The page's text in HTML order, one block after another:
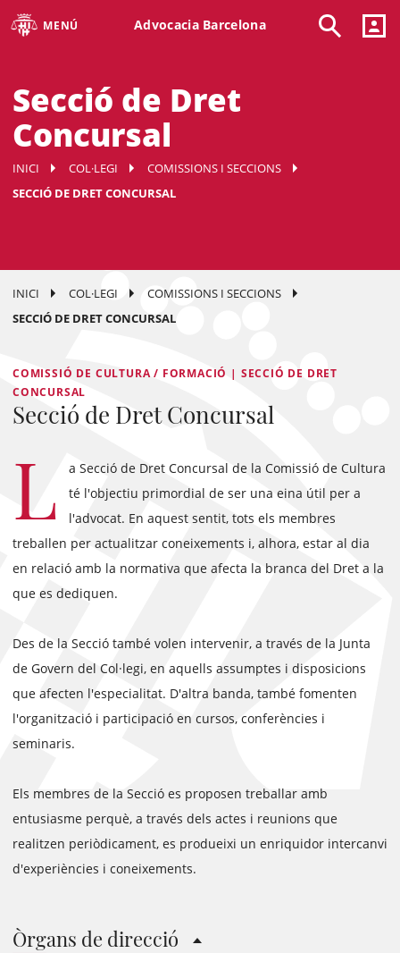
MENÚ Advocacia Barcelona
Secció de Dret
Concursal
INICI COL·LEGI
COMISSIONS I SECCIONS
SECCIÓ DE DRET CONCURSAL
INICI COL·LEGI
COMISSIONS I SECCIONS
SECCIÓ DE DRET CONCURSAL
COMISSIÓ DE CULTURA / FORMACIÓ | SECCIÓ DE DRET
CONCURSAL
Secció de Dret Concursal
L
a Secció de Dret Concursal de la Comissió de Cultura
té l'objectiu primordial de ser una eina útil per a
l'advocat. En aquest sentit, tots els membres
treballen per actualitzar coneixements i, alhora, estar al dia
en relació amb la normativa que afecta la branca del Dret a la
que es dediquen.
Des de la Secció també volen intervenir, a través de la Junta
de Govern del Col·legi, en aquells assumptes i disposicions
que afecten l'especialitat. D'altra banda, també fomenten
l'organització i participació en cursos, conferències i
seminaris.
Els membres de la Secció es proposen treballar amb
entusiasme perquè, a través dels actes i reunions que
realitzen periòdicament, es produeixi un enriquidor intercanvi
d'experiències i coneixements.
Òrgans de direcció